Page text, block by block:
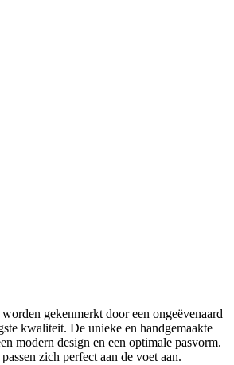
gekenmerkt door een ongeëvenaard
kwaliteit. De unieke en handgemaakte
modern design en een optimale pasvorm.
zich perfect aan de voet aan.